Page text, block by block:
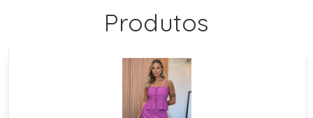
Produtos